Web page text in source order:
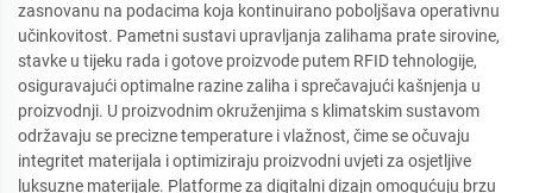
zasnovanu na podacima koja kontinuirano poboljšava operativnu
učinkovitost. Pametni sustavi upravljanja zalihama prate sirovine,
stavke u tijeku rada i gotove proizvode putem RFID tehnologije,
osiguravajući optimalne razine zaliha i sprečavajući kašnjenja u
proizvodnji. U proizvodnim okruženjima s klimatskim sustavom
održavaju se precizne temperature i vlažnost, čime se očuvaju
integritet materijala i optimiziraju proizvodni uvjeti za osjetljive
luksuzne materijale. Platforme za digitalni dizajn omogućuju brzu